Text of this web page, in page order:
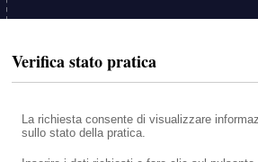
Verifica stato pratica